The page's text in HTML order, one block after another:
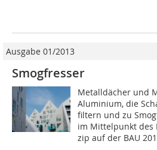
Ausgabe 01/2013
Smogfresser
Metalldächer und
Aluminium, die
filtern und zu
im Mittelpunkt des
zip auf der BAU